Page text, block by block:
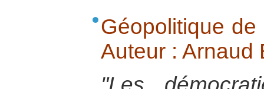
Géopolitique
Auteur : Arnaud